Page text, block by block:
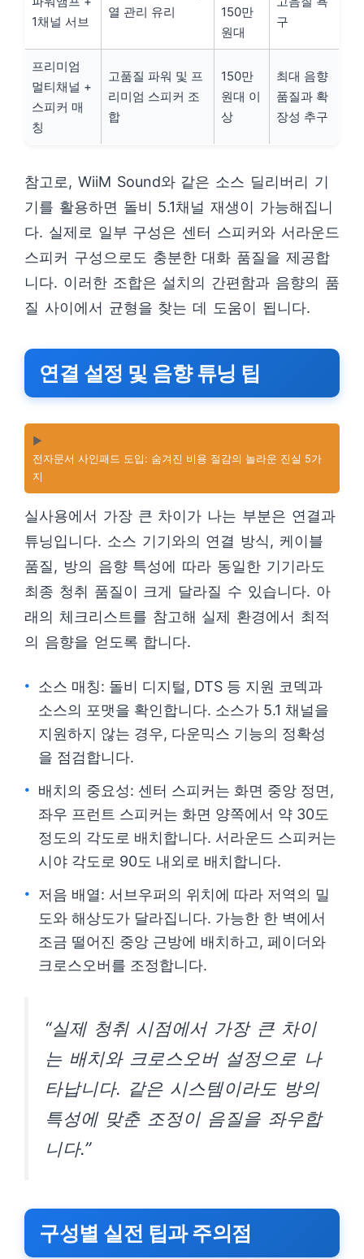
1채널 서브
열 관리 유리
150만
원대
구
프리미엄
멀티채널 +
스피커 매
칭
고품질 파워 및 프
리미엄 스피커 조
합
150만
원대 이
상
최대 음향
품질과 확
장성 추구
참고로, WiiM Sound와 같은 소스 딜리버리 기
기를 활용하면 돌비 5.1채널 재생이 가능해집니
다. 실제로 일부 구성은 센터 스피커와 서라운드
스피커 구성으로도 충분한 대화 품질을 제공합
니다. 이러한 조합은 설치의 간편함과 음향의 품
질 사이에서 균형을 찾는 데 도움이 됩니다.
연결 설정 및 음향 튜닝 팁
▶️
전자문서 사인패드 도입: 숨겨진 비용 절감의 놀라운 진실 5가
지
실사용에서 가장 큰 차이가 나는 부분은 연결과
튜닝입니다. 소스 기기와의 연결 방식, 케이블
품질, 방의 음향 특성에 따라 동일한 기기라도
최종 청취 품질이 크게 달라질 수 있습니다. 아
래의 체크리스트를 참고해 실제 환경에서 최적
의 음향을 얻도록 합니다.
소스 매칭: 돌비 디지털, DTS 등 지원 코덱과
소스의 포맷을 확인합니다. 소스가 5.1 채널을
지원하지 않는 경우, 다운믹스 기능의 정확성
을 점검합니다.
배치의 중요성: 센터 스피커는 화면 중앙 정면,
좌우 프런트 스피커는 화면 양쪽에서 약 30도
정도의 각도로 배치합니다. 서라운드 스피커는
시야 각도로 90도 내외로 배치합니다.
저음 배열: 서브우퍼의 위치에 따라 저역의 밀
도와 해상도가 달라집니다. 가능한 한 벽에서
조금 떨어진 중앙 근방에 배치하고, 페이더와
크로스오버를 조정합니다.
“실제 청취 시점에서 가장 큰 차이
는 배치와 크로스오버 설정으로 나
타납니다. 같은 시스템이라도 방의
특성에 맞춘 조정이 음질을 좌우합
니다.”
구성별 실전 팁과 주의점